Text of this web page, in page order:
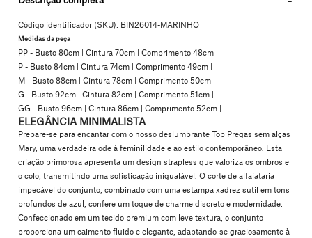
Código identificador (SKU): BIN26014-MARINHO
Medidas da peça
PP - Busto 80cm | Cintura 70cm | Comprimento 48cm |
P - Busto 84cm | Cintura 74cm | Comprimento 49cm |
M - Busto 88cm | Cintura 78cm | Comprimento 50cm |
G - Busto 92cm | Cintura 82cm | Comprimento 51cm |
GG - Busto 96cm | Cintura 86cm | Comprimento 52cm |
ELEGÂNCIA MINIMALISTA
Prepare-se para encantar com o nosso deslumbrante Top Pregas sem alças
Mary, uma verdadeira ode à feminilidade e ao estilo contemporâneo. Esta
criação primorosa apresenta umdesign strapless que valoriza os ombros e
o colo, transmitindo uma sofisticação inigualável. Ocorte de alfaiataria
impecável do conjunto, combinado com umaestampa xadrez sutil em tons
profundos de azul, confere um toque de charme discreto e modernidade.
Confeccionado em umtecido premium com leve textura, o conjunto
proporciona um caimento fluido e elegante, adaptando-se graciosamente à